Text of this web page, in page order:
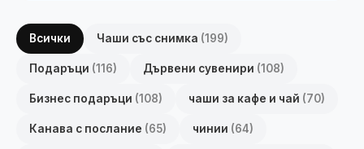
Всички Чаши със снимка (199)
Подаръци (116) Дървени сувенири (108)
Бизнес подаръци (108) чаши за кафе и чай (70)
Канава с послание (65) чинии (64)